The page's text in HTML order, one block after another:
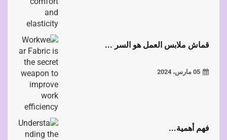
قماش ملابس العمل هو السر ...
05 مارس، 2024
فهم أهمية...